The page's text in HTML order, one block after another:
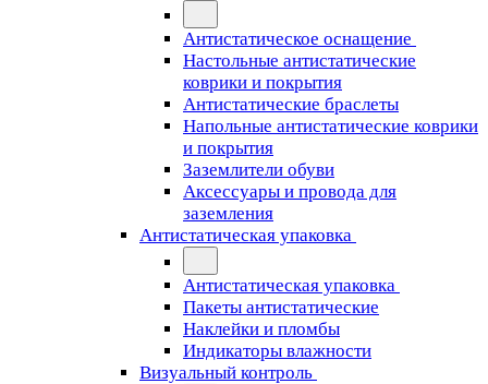
Антистатическое оснащение
Настольные антистатические
коврики и покрытия
Антистатические браслеты
Напольные антистатические коврики
и покрытия
Заземлители обуви
Аксессуары и провода для
заземления
Антистатическая упаковка
Антистатическая упаковка
Пакеты антистатические
Наклейки и пломбы
Индикаторы влажности
Визуальный контроль